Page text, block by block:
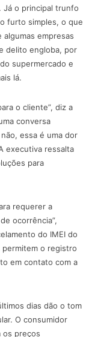
Já o principal trunfo
furto simples, o que
empresas
delito engloba, por
supermercado e
lá.
o cliente”, diz a
conversa
essa é uma dor
executiva ressalta
para
requerer a
ocorrência”,
do IMEI do
permitem o registro
em contato com a
dias dão o tom
O consumidor
os preços